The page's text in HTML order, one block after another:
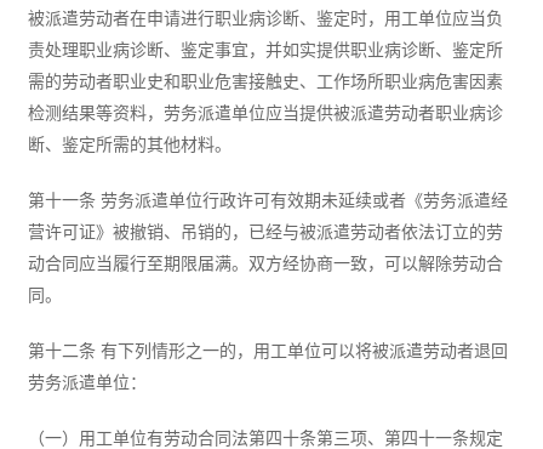
被派遣劳动者在申请进行职业病诊断、鉴定时，用工单位应当负
责处理职业病诊断、鉴定事宜，并如实提供职业病诊断、鉴定所
需的劳动者职业史和职业危害接触史、工作场所职业病危害因素
检测结果等资料，劳务派遣单位应当提供被派遣劳动者职业病诊
断、鉴定所需的其他材料。
第十一条 劳务派遣单位行政许可有效期未延续或者《劳务派遣经
营许可证》被撤销、吊销的，已经与被派遣劳动者依法订立的劳
动合同应当履行至期限届满。双方经协商一致，可以解除劳动合
同。
第十二条 有下列情形之一的，用工单位可以将被派遣劳动者退回
劳务派遣单位：
（一）用工单位有劳动合同法第四十条第三项、第四十一条规定